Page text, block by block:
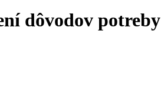
dôvodov potreby